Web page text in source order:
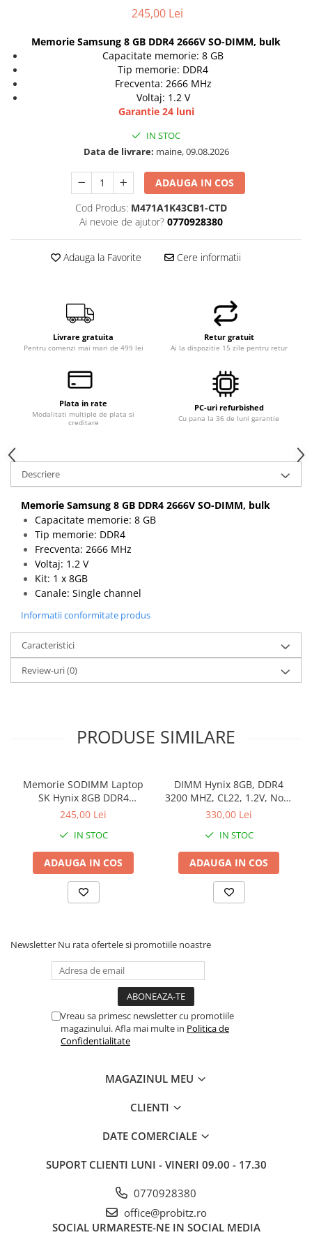
Incarcatoare laptop refurbished
Standuri și Coolere Laptop
Card reader
Carcase
Placi de baza
Ventilatoare carcasa
Componente Renew/Refurbished
Calculatoare All-in-One NOI
All-in-One REFURBISHED
Calculatoare All-in-One RENEW
Componente All-in-One
245,00 Lei
Memorie Samsung 8 GB DDR4 2666V SO-DIMM, bulk
Capacitate memorie: 8 GB
Tip memorie: DDR4
Frecventa: 2666 MHz
Voltaj: 1.2 V
Garantie 24 luni
IN STOC
Data de livrare: maine, 09.08.2026
ADAUGA IN COS
Cod Produs: M471A1K43CB1-CTD
Ai nevoie de ajutor? 0770928380
Adauga la Favorite Cere informatii
Livrare gratuita
Pentru comenzi mai mari de 499 lei
Retur gratuit
Ai la dispozitie 15 zile pentru retur
Plata in rate
Modalitati multiple de plata si
creditare
PC-uri refurbished
Cu pana la 36 de luni garantie
Descriere
Memorie Samsung 8 GB DDR4 2666V SO-DIMM, bulk
Capacitate memorie: 8 GB
Tip memorie: DDR4
Frecventa: 2666 MHz
Voltaj: 1.2 V
Kit: 1 x 8GB
Canale: Single channel
Informatii conformitate produs
Caracteristici
Review-uri(0)
PRODUSE SIMILARE
Memorie SODIMM Laptop
SK Hynix 8GB DDR4
2400MHz, bulk
245,00 Lei
IN STOC
ADAUGA IN COS
DIMM Hynix 8GB, DDR4
3200 MHZ, CL22, 1.2V, Non-
ECC, bulk
330,00 Lei
IN STOC
ADAUGA IN COS
Newsletter Nu rata ofertele si promotiile noastre
Vreau sa primesc newsletter cu promotiile
magazinului. Afla mai multe in Politica de
Confidentialitate
MAGAZINUL MEU
CLIENTI
DATE COMERCIALE
SUPORT CLIENTI LUNI - VINERI 09.00 - 17.30
0770928380
office@probitz.ro
SOCIAL URMARESTE-NE IN SOCIAL MEDIA